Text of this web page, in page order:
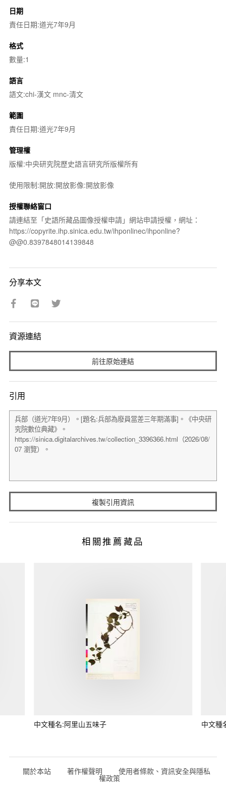
日期
責任日期:道光7年9月
格式
數量:1
語言
語文:chi-漢文 mnc-清文
範圍
責任日期:道光7年9月
管理權
版權:中央研究院歷史語言研究所版權所有
使用限制:開放:開放影像:開放影像
授權聯絡窗口
請連結至「史語所藏品圖像授權申請」網站申請授權，網址：
https://copyrite.ihp.sinica.edu.tw/ihponlinec/ihponline?
@@0.8397848014139848
分享本文
資源連結
前往原始連結
引用
複製引用資訊
相關推薦藏品
中文種名:阿里山五味子 中文種
關於本站 著作權聲明 使用者條款、資訊安全與隱私
權政策